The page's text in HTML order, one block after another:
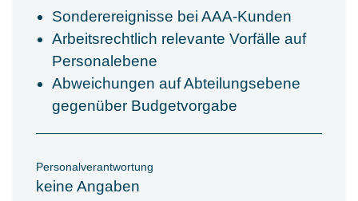
Sonderereignisse bei AAA-Kunden
Arbeitsrechtlich relevante Vorfälle auf
Personalebene
Abweichungen auf Abteilungsebene
gegenüber Budgetvorgabe
Personalverantwortung
keine Angaben